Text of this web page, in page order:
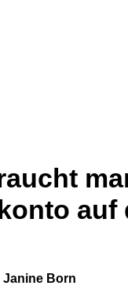
auf
Janine Born